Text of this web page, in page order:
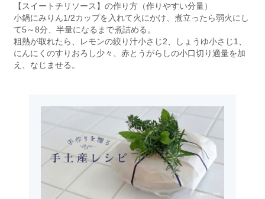
【スイートチリソース】の作り方（作りやすい分量）
小鍋にみりん1/2カップを入れて火にかけ、煮立ったら弱火にし
て5～8分、半量になるまで煮詰める。
粗熱が取れたら、レモンの絞り汁小さじ2、しょうゆ小さじ1、
にんにくのすりおろし少々、赤とうがらしの小口切り適量を加
え、なじませる。